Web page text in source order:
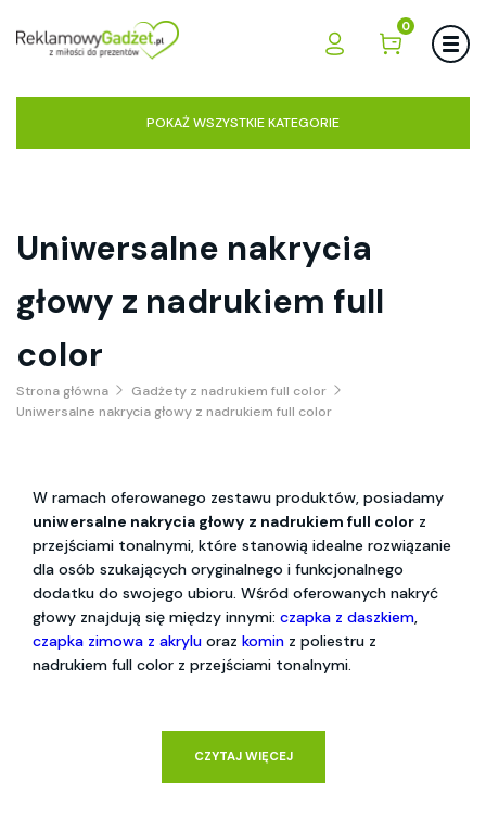
0
POKAŻ WSZYSTKIE KATEGORIE
Uniwersalne nakrycia
głowy z nadrukiem full
color
Strona główna
Gadżety z nadrukiem full color
Uniwersalne nakrycia głowy z nadrukiem full color
W ramach oferowanego zestawu produktów, posiadamy
uniwersalne nakrycia głowy z nadrukiem full color z
przejściami tonalnymi, które stanowią idealne rozwiązanie
dla osób szukających oryginalnego i funkcjonalnego
dodatku do swojego ubioru. Wśród oferowanych nakryć
głowy znajdują się między innymi: czapka z daszkiem,
czapka zimowa z akrylu oraz komin z poliestru z
nadrukiem full color z przejściami tonalnymi.
CZYTAJ WIĘCEJ